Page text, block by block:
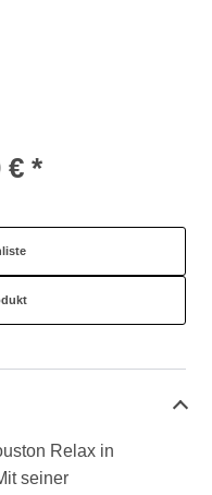
€ *
Relax in
seiner